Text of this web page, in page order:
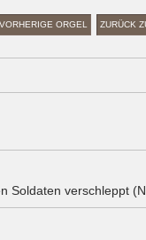
VORHERIGE ORGEL ZURÜCK
Soldaten verschleppt